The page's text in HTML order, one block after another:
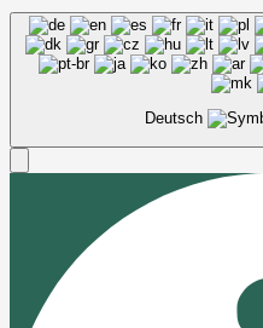
Deutsch